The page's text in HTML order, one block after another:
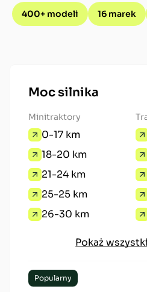
400+ modeli 16 marek
Moc silnika
Minitraktory
0-17 km
18-20 km
21-24 km
25-25 km
26-30 km
Pokaż
Popularny